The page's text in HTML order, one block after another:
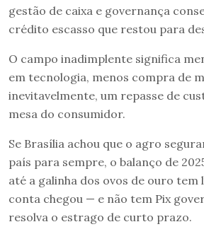
gestão de caixa e governança
crédito escasso que restou para
O campo inadimplente significa
em tecnologia, menos compra de
inevitavelmente, um repasse de
mesa do consumidor.
Se Brasília achou que o agro
país para sempre, o balanço de
até a galinha dos ovos de ouro tem
conta chegou — e não tem Pix
resolva o estrago de curto prazo.